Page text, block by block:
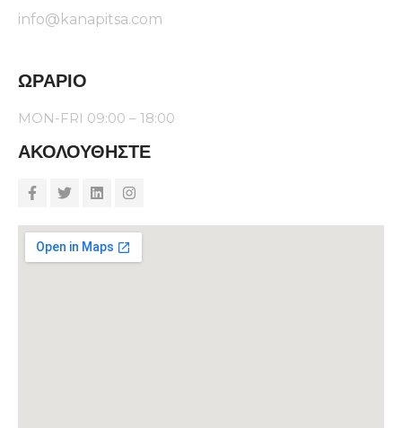
info@kanapitsa.com
ΩΡΆΡΙΟ
MON-FRI 09:00 – 18:00
ΑΚΟΛΟΥΘΉΣΤΕ